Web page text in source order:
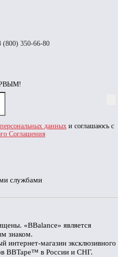
(800) 350-66-80
данных и соглашаюсь с
Соглашения
службами
«BBalance» является
знаком.
интернет-магазин эксклюзивного
BBTape™ в России и СНГ.